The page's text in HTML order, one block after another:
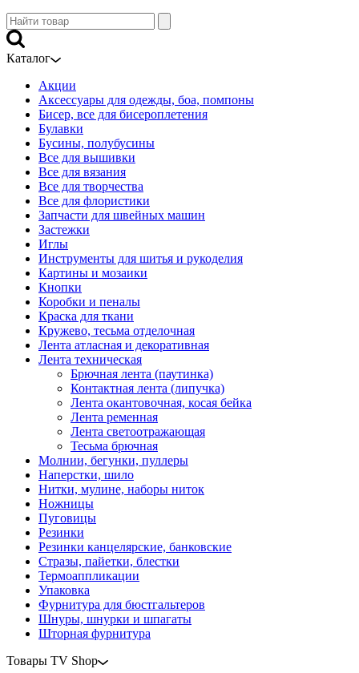
Каталог
Акции
Аксессуары для одежды, боа, помпоны
Бисер, все для бисероплетения
Булавки
Бусины, полубусины
Все для вышивки
Все для вязания
Все для творчества
Все для флористики
Запчасти для швейных машин
Застежки
Иглы
Инструменты для шитья и рукоделия
Картины и мозаики
Кнопки
Коробки и пеналы
Краска для ткани
Кружево, тесьма отделочная
Лента атласная и декоративная
Лента техническая
Брючная лента (паутинка)
Контактная лента (липучка)
Лента окантовочная, косая бейка
Лента ременная
Лента светоотражающая
Тесьма брючная
Молнии, бегунки, пуллеры
Наперстки, шило
Нитки, мулине, наборы ниток
Ножницы
Пуговицы
Резинки
Резинки канцелярские, банковские
Стразы, пайетки, блестки
Термоаппликации
Упаковка
Фурнитура для бюстгальтеров
Шнуры, шнурки и шпагаты
Шторная фурнитура
Товары TV Shop